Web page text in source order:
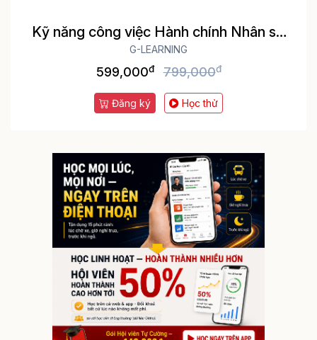
Kỹ năng công việc Hành chính Nhân sự
tổng hợp A-Z
G-LEARNING
599,000đ 799,000đ
Đăng ký Học thử